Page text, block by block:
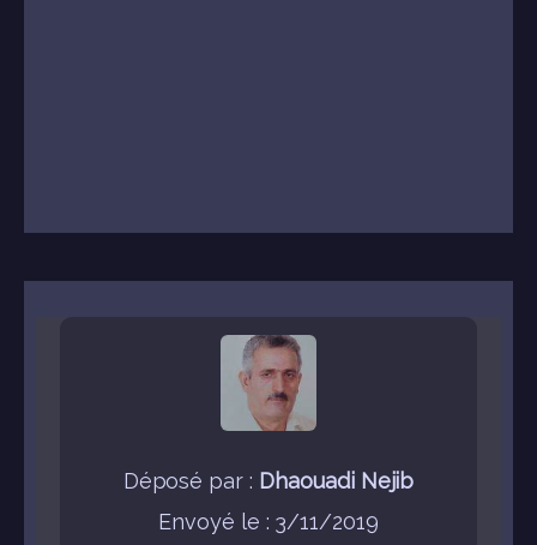
Déposé par : Dhaouadi Nejib
Envoyé le : 3/11/2019